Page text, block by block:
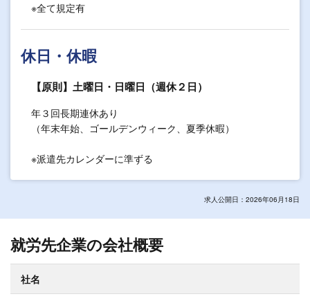
※全て規定有
休日・休暇
【原則】土曜日・日曜日（週休２日）
年３回長期連休あり
（年末年始、ゴールデンウィーク、夏季休暇）
※派遣先カレンダーに準ずる
求人公開日：2026年06月18日
就労先企業の会社概要
社名